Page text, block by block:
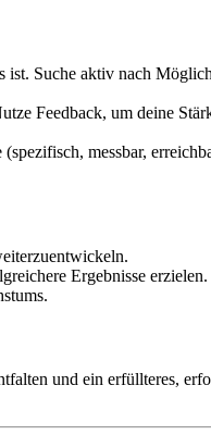
ist. Suche aktiv nach
Feedback, um deine
messbar,
Ergebnisse erzielen.
und ein erfüllteres,